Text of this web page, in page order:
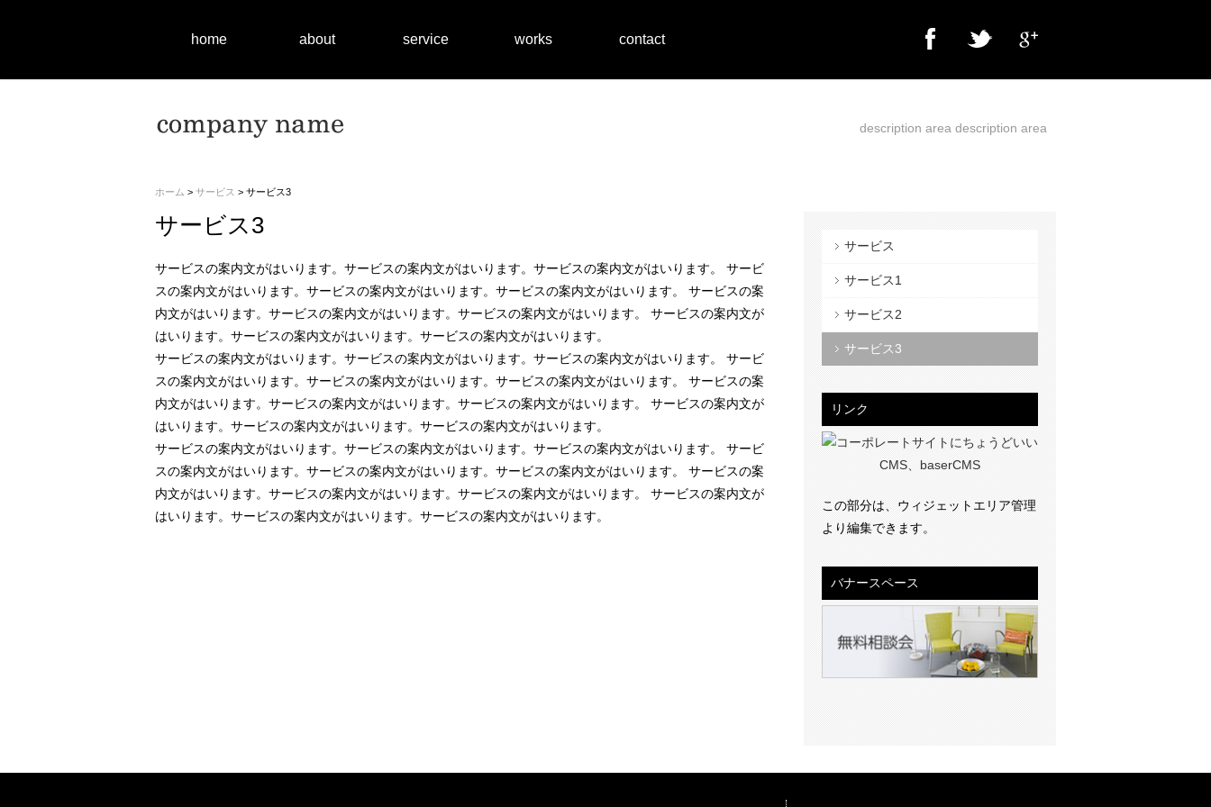
home about service works contact
description area description area
ホーム > サービス > サービス3
サービス3
サービスの案内文がはいります。サービスの案内文がはいります。サービスの案内文がはいります。 サービ
スの案内文がはいります。サービスの案内文がはいります。サービスの案内文がはいります。 サービスの案
内文がはいります。サービスの案内文がはいります。サービスの案内文がはいります。 サービスの案内文が
はいります。サービスの案内文がはいります。サービスの案内文がはいります。
サービスの案内文がはいります。サービスの案内文がはいります。サービスの案内文がはいります。 サービ
スの案内文がはいります。サービスの案内文がはいります。サービスの案内文がはいります。 サービスの案
内文がはいります。サービスの案内文がはいります。サービスの案内文がはいります。 サービスの案内文が
はいります。サービスの案内文がはいります。サービスの案内文がはいります。
サービスの案内文がはいります。サービスの案内文がはいります。サービスの案内文がはいります。 サービ
スの案内文がはいります。サービスの案内文がはいります。サービスの案内文がはいります。 サービスの案
内文がはいります。サービスの案内文がはいります。サービスの案内文がはいります。 サービスの案内文が
はいります。サービスの案内文がはいります。サービスの案内文がはいります。
サービス
サービス1
サービス2
サービス3
リンク
この部分は、ウィジェットエリア管理
より編集できます。
バナースペース